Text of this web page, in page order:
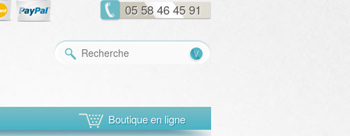
05 58 46 45 91
Boutique en ligne